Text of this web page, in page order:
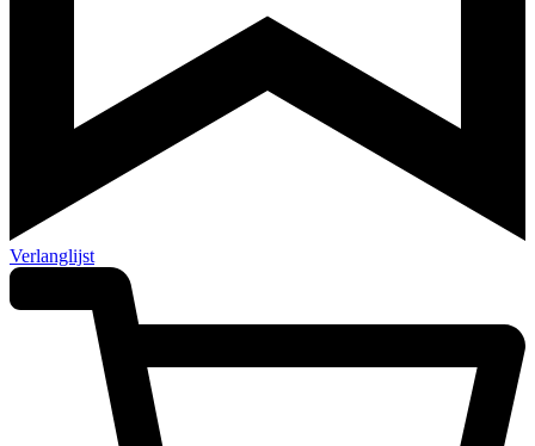
Verlanglijst